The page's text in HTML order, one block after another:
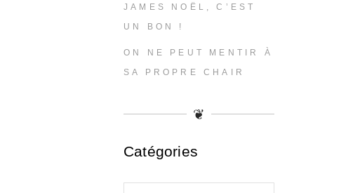
JAMES NOËL, C’EST
UN BON !
ON NE PEUT MENTIR À
SA PROPRE CHAIR
❦
Catégories
Catégories